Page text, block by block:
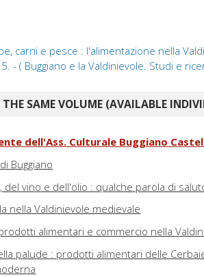
carni e pesce : l'alimentazione nella
- ( Buggiano e la Valdinievole. Studi e
THE SAME VOLUME (AVAILABLE
dell'Ass. Culturale Buggiano
Buggiano
del vino e dell'olio : qualche parola di
nella Valdinievole medievale
alimentari e commercio nella
palude : prodotti alimentari delle